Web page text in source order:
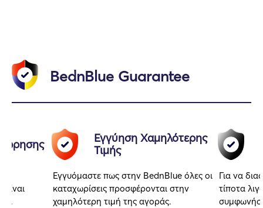
BednBlue Guarantee
Εγγύηση Χαμηλότερης
Τιμής
Εγγυόμαστε πως στην BednBlue όλες οι
καταχωρίσεις προσφέρονται στην
χαμηλότερη τιμή της αγοράς.
Για να
τίποτα